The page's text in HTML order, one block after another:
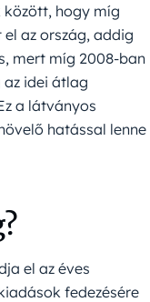
között, hogy míg
az ország, addig
mert míg 2008-ban
idei átlag
a látványos
hatással lenne
el az éves
fedezésére